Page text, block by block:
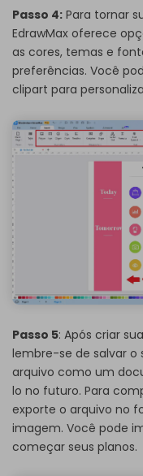
Passo 4: Para tornar
EdrawMax oferece
as cores, temas e
preferências. Você
clipart para
Passo 5: Após criar
lembre-se de salvar o
arquivo como um
lo no futuro. Para
exporte o arquivo no
imagem. Você pode
começar seus planos.